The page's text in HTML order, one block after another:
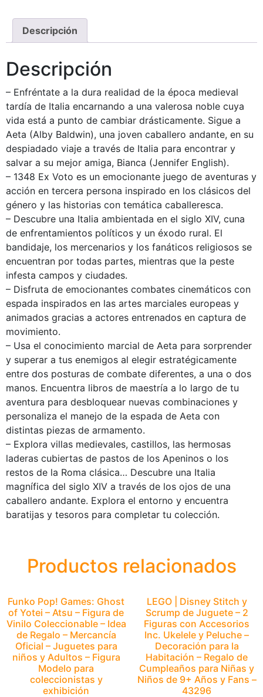
Descripción
Descripción
– Enfréntate a la dura realidad de la época medieval
tardía de Italia encarnando a una valerosa noble cuya
vida está a punto de cambiar drásticamente. Sigue a
Aeta (Alby Baldwin), una joven caballero andante, en su
despiadado viaje a través de Italia para encontrar y
salvar a su mejor amiga, Bianca (Jennifer English).
– 1348 Ex Voto es un emocionante juego de aventuras y
acción en tercera persona inspirado en los clásicos del
género y las historias con temática caballeresca.
– Descubre una Italia ambientada en el siglo XIV, cuna
de enfrentamientos políticos y un éxodo rural. El
bandidaje, los mercenarios y los fanáticos religiosos se
encuentran por todas partes, mientras que la peste
infesta campos y ciudades.
– Disfruta de emocionantes combates cinemáticos con
espada inspirados en las artes marciales europeas y
animados gracias a actores entrenados en captura de
movimiento.
– Usa el conocimiento marcial de Aeta para sorprender
y superar a tus enemigos al elegir estratégicamente
entre dos posturas de combate diferentes, a una o dos
manos. Encuentra libros de maestría a lo largo de tu
aventura para desbloquear nuevas combinaciones y
personaliza el manejo de la espada de Aeta con
distintas piezas de armamento.
– Explora villas medievales, castillos, las hermosas
laderas cubiertas de pastos de los Apeninos o los
restos de la Roma clásica… Descubre una Italia
magnífica del siglo XIV a través de los ojos de una
caballero andante. Explora el entorno y encuentra
baratijas y tesoros para completar tu colección.
Productos relacionados
Funko Pop! Games: Ghost
of Yotei – Atsu – Figura de
Vinilo Coleccionable – Idea
de Regalo – Mercancía
Oficial – Juguetes para
niños y Adultos – Figura
Modelo para
coleccionistas y
exhibición
LEGO | Disney Stitch y
Scrump de Juguete – 2
Figuras con Accesorios
Inc. Ukelele y Peluche –
Decoración para la
Habitación – Regalo de
Cumpleaños para Niñas y
Niños de 9+ Años y Fans –
43296